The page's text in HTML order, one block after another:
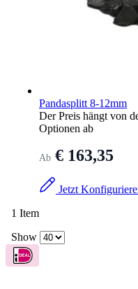
Pandasplitt 8-12mm
Der Preis hängt von
Optionen ab
Ab € 163,35
Jetzt
1 Item
Show